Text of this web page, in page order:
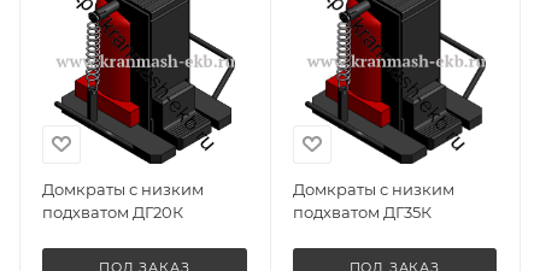
Домкраты с низким
подхватом ДГ20К
ПОД ЗАКАЗ
Домкраты с низким
подхватом ДГ35К
ПОД ЗАКАЗ